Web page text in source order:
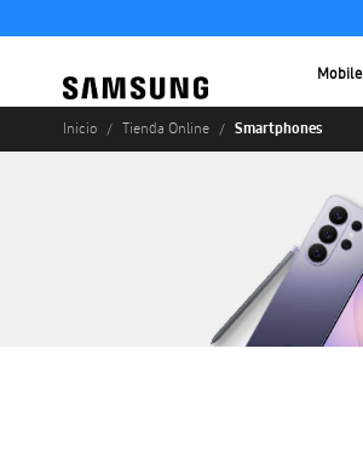
Mobile
Inicio Tienda Online Smartphones